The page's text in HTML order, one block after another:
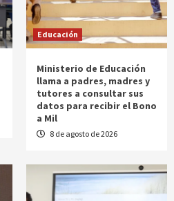
Educación
Ministerio de Educación
llama a padres, madres y
tutores a consultar sus
datos para recibir el Bono
a Mil
8 de agosto de 2026